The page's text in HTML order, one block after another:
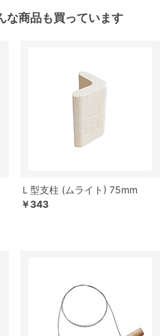
な商品も買っています
Ｌ型支柱 (ムライト) 75mm
￥343